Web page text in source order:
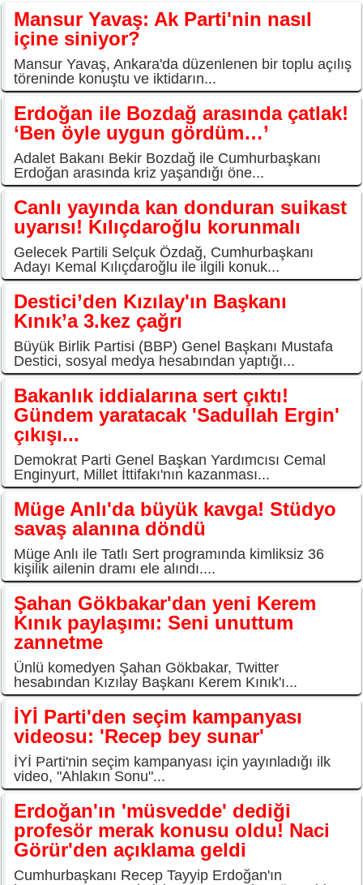
Mansur Yavaş: Ak Parti'nin nasıl
içine siniyor?
Mansur Yavaş, Ankara'da düzenlenen bir toplu açılış
töreninde konuştu ve iktidarın...
Erdoğan ile Bozdağ arasında çatlak!
‘Ben öyle uygun gördüm…’
Adalet Bakanı Bekir Bozdağ ile Cumhurbaşkanı
Erdoğan arasında kriz yaşandığı öne...
Canlı yayında kan donduran suikast
uyarısı! Kılıçdaroğlu korunmalı
Gelecek Partili Selçuk Özdağ, Cumhurbaşkanı
Adayı Kemal Kılıçdaroğlu ile ilgili konuk...
Destici’den Kızılay'ın Başkanı
Kınık’a 3.kez çağrı
Büyük Birlik Partisi (BBP) Genel Başkanı Mustafa
Destici, sosyal medya hesabından yaptığı...
Bakanlık iddialarına sert çıktı!
Gündem yaratacak 'Sadullah Ergin'
çıkışı...
Demokrat Parti Genel Başkan Yardımcısı Cemal
Enginyurt, Millet İttifakı'nın kazanması...
Müge Anlı'da büyük kavga! Stüdyo
savaş alanına döndü
Müge Anlı ile Tatlı Sert programında kimliksiz 36
kişilik ailenin dramı ele alındı....
Şahan Gökbakar'dan yeni Kerem
Kınık paylaşımı: Seni unuttum
zannetme
Ünlü komedyen Şahan Gökbakar, Twitter
hesabından Kızılay Başkanı Kerem Kınık'ı...
İYİ Parti'den seçim kampanyası
videosu: 'Recep bey sunar'
İYİ Parti'nin seçim kampanyası için yayınladığı ilk
video, "Ahlakın Sonu"...
Erdoğan'ın 'müsvedde' dediği
profesör merak konusu oldu! Naci
Görür'den açıklama geldi
Cumhurbaşkanı Recep Tayyip Erdoğan'ın